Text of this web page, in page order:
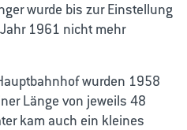
wurde bis zur Einstellung
1961 nicht mehr
wurden 1958
Länge von jeweils 48
kam auch ein kleines